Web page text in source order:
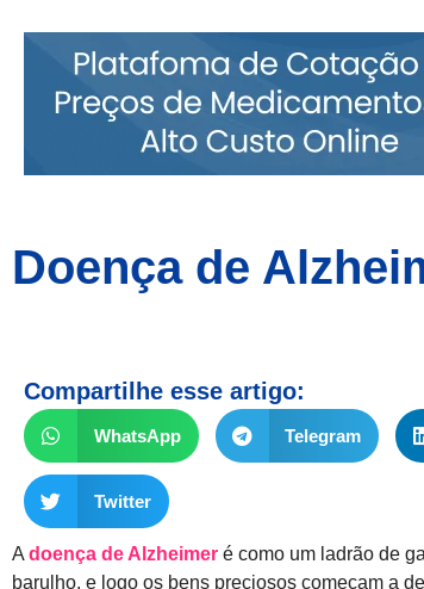
Doença de
Compartilhe esse artigo:
WhatsApp Telegram
Twitter
A doença de Alzheimer é como um ladrão de
barulho, e logo os bens preciosos começam a